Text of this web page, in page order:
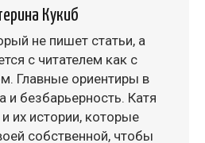
Кукиб
не пишет статьи, а
с читателем как с
Главные ориентиры в
безбарьерность. Катя
их истории, которые
собственной, чтобы